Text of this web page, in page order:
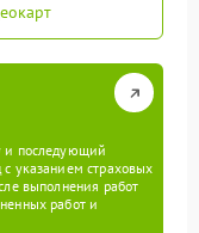
и последующий
с указанием страховых
выполнения работ
работ и